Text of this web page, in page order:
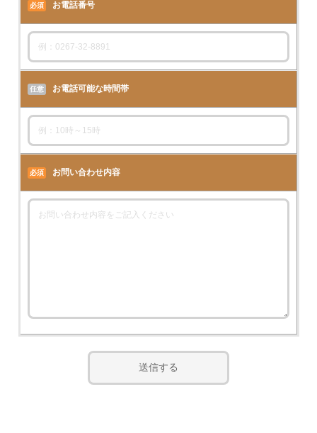
必須 お電話番号
任意 お電話可能な時間帯
必須 お問い合わせ内容